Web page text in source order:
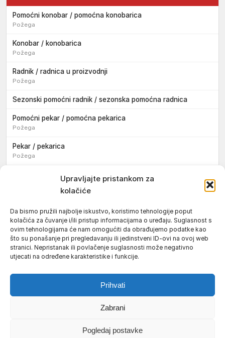
Upravljajte pristankom za
kolačiće
Da bismo pružili najbolje iskustvo, koristimo tehnologije poput
kolačića za čuvanje i/ili pristup informacijama o uređaju. Suglasnost s
ovim tehnologijama će nam omogućiti da obrađujemo podatke kao
što su ponašanje pri pregledavanju ili jedinstveni ID-ovi na ovoj web
stranici. Nepristanak ili povlačenje suglasnosti može negativno
utjecati na određene karakteristike i funkcije.
Prihvati
Zabrani
Pogledaj postavke
Pomoćni konobar / pomoćna konobarica
Požega
Konobar / konobarica
Požega
Radnik / radnica u proizvodnji
Požega
Sezonski pomoćni radnik / sezonska pomoćna radnica
Pomoćni pekar / pomoćna pekarica
Požega
Pekar / pekarica
Požega
Konobar / konobarica
Tokar / tokarica
Jakšić
Njegovatelj / njegovateljica starijih i nemoćnih osoba
Resnik
Pravila privatnosti